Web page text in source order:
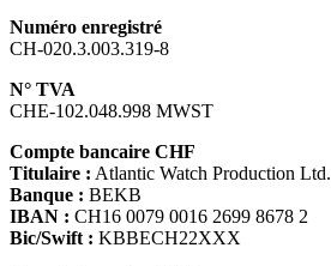
Numéro enregistré
CH-020.3.003.319-8
N° TVA
CHE-102.048.998 MWST
Compte bancaire CHF
Titulaire : Atlantic Watch Production Ltd.
Banque : BEKB
IBAN : CH16 0079 0016 2699 8678 2
Bic/Swift : KBBECH22XXX